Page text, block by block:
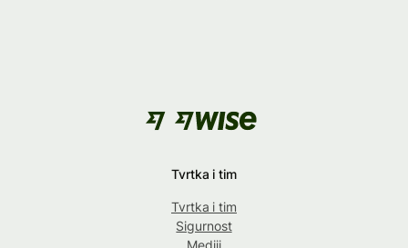
Tvrtka i tim
Tvrtka i tim
Sigurnost
Mediji